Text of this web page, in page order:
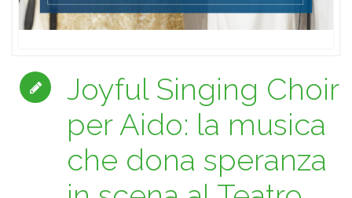
Joyful Singing Choir
per Aido: la musica
che dona speranza